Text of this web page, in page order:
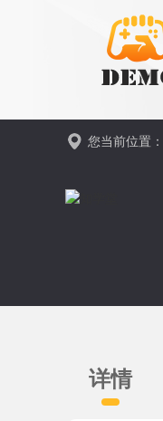
您当前位置：
详情